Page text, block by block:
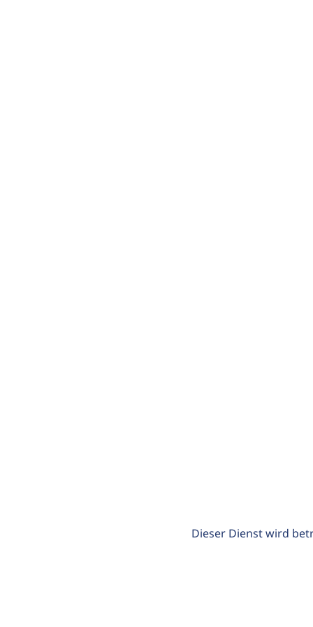
Dieser Dienst wird